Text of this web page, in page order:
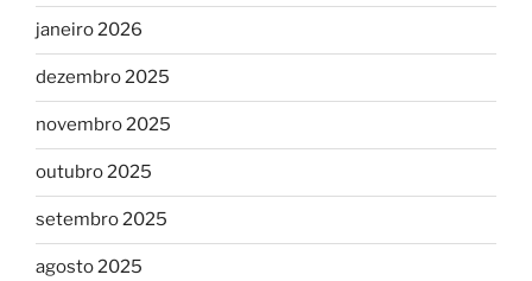
janeiro 2026
dezembro 2025
novembro 2025
outubro 2025
setembro 2025
agosto 2025